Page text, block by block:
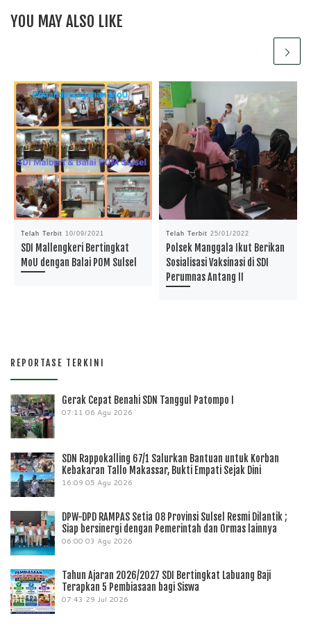
YOU MAY ALSO LIKE
Telah Terbit 10/09/2021
SDI Mallengkeri Bertingkat
MoU dengan Balai POM Sulsel
Telah Terbit25/01/2022
Polsek Manggala Ikut Berikan
Sosialisasi Vaksinasi di SDI
Perumnas Antang II
REPORTASE TERKINI
Gerak Cepat Benahi SDN Tanggul Patompo I
07:11 06 Agu 2026
SDN Rappokalling 67/1 Salurkan Bantuan untuk Korban
Kebakaran Tallo Makassar, Bukti Empati Sejak Dini
16:09 05 Agu 2026
DPW-DPD RAMPAS Setia 08 Provinsi Sulsel Resmi Dilantik ;
Siap bersinergi dengan Pemerintah dan Ormas lainnya
06:00 03 Agu 2026
Tahun Ajaran 2026/2027 SDI Bertingkat Labuang Baji
Terapkan 5 Pembiasaan bagi Siswa
07:43 29 Jul 2026